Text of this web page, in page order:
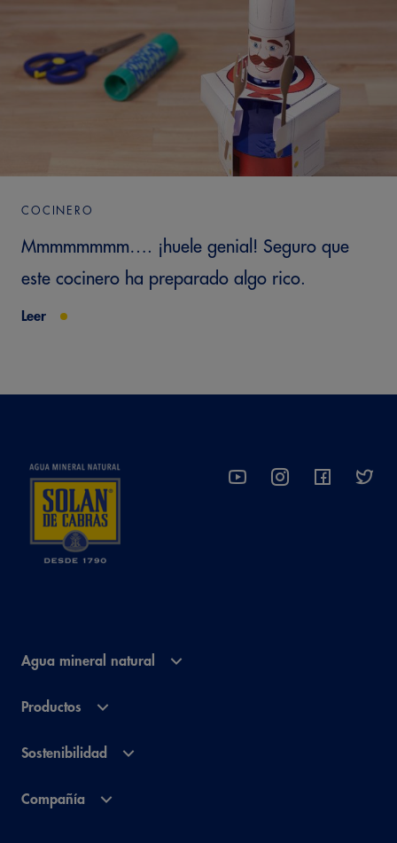
COCINERO
Mmmmmmmm…. ¡huele genial! Seguro que
este cocinero ha preparado algo rico.
Leer
Agua mineral natural
Productos
Sostenibilidad
Compañía